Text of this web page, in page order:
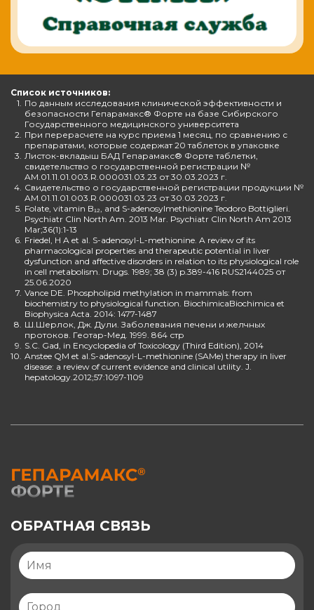
Список источников:
1. По данным исследования клинической эффективности и
безопасности Гепарамакс® Форте на базе Сибирского
Государственного медицинского университета
2. При перерасчете на курс приема 1 месяц, по сравнению с
препаратами, которые содержат 20 таблеток в упаковке
3. Листок-вкладыш БАД Гепарамакс® Форте таблетки,
свидетельство о государственной регистрации №
AM.01.11.01.003.R.000031.03.23 от 30.03.2023 г.
4. Свидетельство о государственной регистрации продукции №
AM.01.11.01.003.R.000031.03.23 от 30.03.2023 г.
5. Folate, vitamin B₁₂, and S-adenosylmethionine Teodoro Bottiglieri.
Psychiatr Clin North Am. 2013 Mar. Psychiatr Clin North Am 2013
Mar;36(1):1-13
6. Friedel, H A et al. S-adenosyl-L-methionine. A review of its
pharmacological properties and therapeutic potential in liver
dysfunction and affective disorders in relation to its physiological role
in cell metabolism. Drugs. 1989; 38 (3) p.389-416 RUS2144025 от
25.06.2020
7. Vance DE. Phospholipid methylation in mammals: from
biochemistry to physiological function. BiochimicaBiochimica et
Biophysica Acta. 2014: 1477-1487
8. Ш.Шерлок, Дж. Дули. Заболевания печени и желчных
протоков. Геотар-Мед. 1999. 864 стр
9. S.C. Gad, in Encyclopedia of Toxicology (Third Edition), 2014
10. Anstee QM et al.S-adenosyl-L-methionine (SAMe) therapy in liver
disease: a review of current evidence and clinical utility. J.
hepatology.2012;57:1097-1109
ОБРАТНАЯ СВЯЗЬ